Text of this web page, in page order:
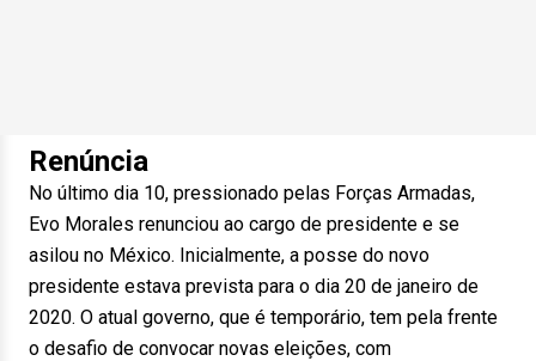
Renúncia
No último dia 10, pressionado pelas Forças Armadas,
Evo Morales renunciou ao cargo de presidente e se
asilou no México. Inicialmente, a posse do novo
presidente estava prevista para o dia 20 de janeiro de
2020. O atual governo, que é temporário, tem pela frente
o desafio de convocar novas eleições, com